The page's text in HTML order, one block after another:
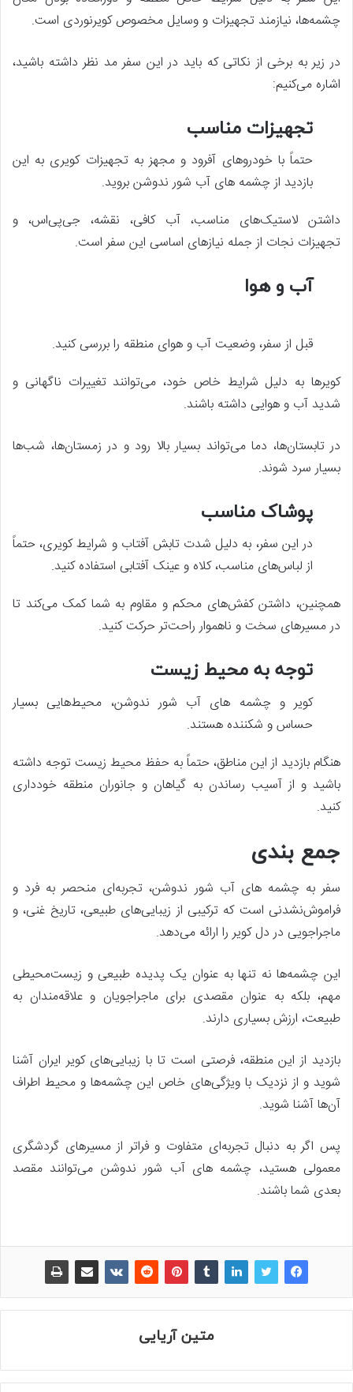
چشمه‌ها، نیازمند تجهیزات و وسایل مخصوص کویرنوردی است.
در زیر به برخی از نکاتی که باید در این سفر مد نظر داشته باشید،
اشاره می‌کنیم:
تجهیزات مناسب
حتماً با خودروهای آفرود و مجهز به تجهیزات کویری به این
بازدید از چشمه ‌های آب شور ندوشن بروید.
داشتن لاستیک‌های مناسب، آب کافی، نقشه، جی‌پی‌اس، و
تجهیزات نجات از جمله نیازهای اساسی این سفر است.
آب و هوا
قبل از سفر، وضعیت آب و هوای منطقه را بررسی کنید.
کویرها به دلیل شرایط خاص خود، می‌توانند تغییرات ناگهانی و
شدید آب و هوایی داشته باشند.
در تابستان‌ها، دما می‌تواند بسیار بالا رود و در زمستان‌ها، شب‌ها
بسیار سرد شوند.
پوشاک مناسب
در این سفر، به دلیل شدت تابش آفتاب و شرایط کویری، حتماً
از لباس‌های مناسب، کلاه و عینک آفتابی استفاده کنید.
همچنین، داشتن کفش‌های محکم و مقاوم به شما کمک می‌کند تا
در مسیرهای سخت و ناهموار راحت‌تر حرکت کنید.
توجه به محیط زیست
کویر و چشمه ‌های آب شور ندوشن، محیط‌هایی بسیار
حساس و شکننده هستند.
هنگام بازدید از این مناطق، حتماً به حفظ محیط زیست توجه داشته
باشید و از آسیب رساندن به گیاهان و جانوران منطقه خودداری
کنید.
جمع بندی
سفر به چشمه ‌های آب شور ندوشن، تجربه‌ای منحصر به فرد و
فراموش‌نشدنی است که ترکیبی از زیبایی‌های طبیعی، تاریخ غنی، و
ماجراجویی در دل کویر را ارائه می‌دهد.
این چشمه‌ها نه تنها به عنوان یک پدیده طبیعی و زیست‌محیطی
مهم، بلکه به عنوان مقصدی برای ماجراجویان و علاقه‌مندان به
طبیعت، ارزش بسیاری دارند.
بازدید از این منطقه، فرصتی است تا با زیبایی‌های کویر ایران آشنا
شوید و از نزدیک با ویژگی‌های خاص این چشمه‌ها و محیط اطراف
آن‌ها آشنا شوید.
پس اگر به دنبال تجربه‌ای متفاوت و فراتر از مسیرهای گردشگری
معمولی هستید، چشمه‌ های آب شور ندوشن می‌توانند مقصد
بعدی شما باشند.
متین آریایی